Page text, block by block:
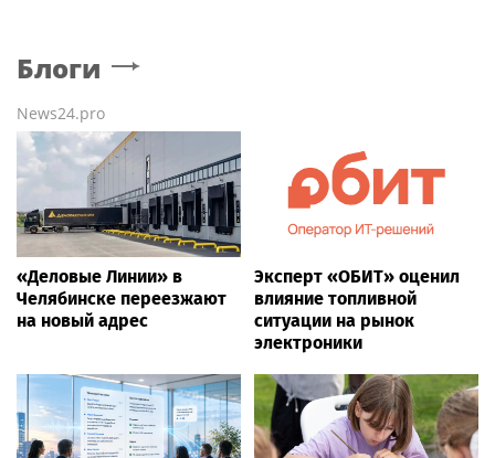
Блоги
News24.pro
«Деловые Линии» в
Челябинске переезжают
на новый адрес
Эксперт «ОБИТ» оценил
влияние топливной
ситуации на рынок
электроники